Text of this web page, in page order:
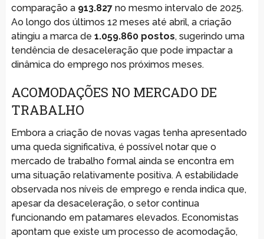
comparação a 913.827no mesmo intervalo de 2025.
Ao longo dos últimos 12 meses até abril, a criação
atingiu a marca de 1.059.860 postos, sugerindo uma
tendência de desaceleração que pode impactar a
dinâmica do emprego nos próximos meses.
ACOMODAÇÕES NO MERCADO DE
TRABALHO
Embora a criação de novas vagas tenha apresentado
uma queda significativa, é possível notar que o
mercado de trabalho formal ainda se encontra em
uma situação relativamente positiva. A estabilidade
observada nos níveis de emprego e renda indica que,
apesar da desaceleração, o setor continua
funcionando em patamares elevados. Economistas
apontam que existe um processo de acomodação,